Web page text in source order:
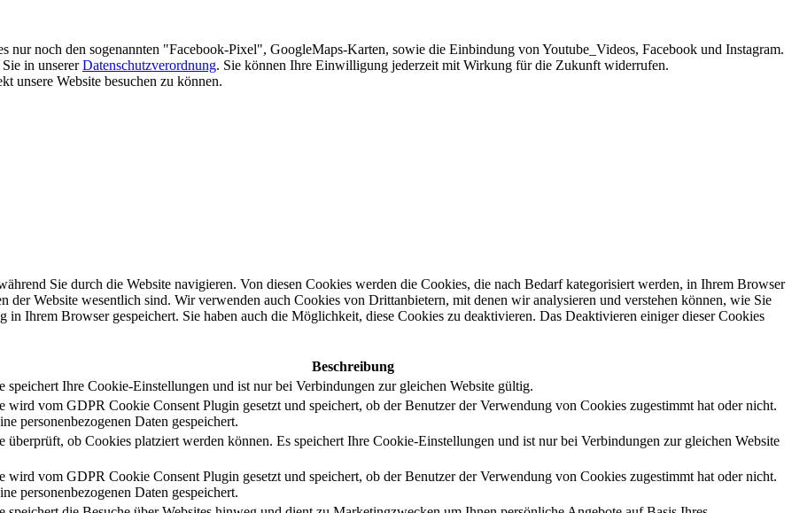
nur noch den sogenannten "Facebook-Pixel", GoogleMaps-Karten, sowie die Einbindung von Youtube_Videos, Facebook und Instagram.
in unsererDatenschutzverordnung. Sie können Ihre Einwilligung jederzeit mit Wirkung für die Zukunft widerrufen.
unsere Website besuchen zu können.
Sie durch die Website navigieren. Von diesen Cookies werden die Cookies, die nach Bedarf kategorisiert werden, in Ihrem Browser
der Website wesentlich sind. Wir verwenden auch Cookies von Drittanbietern, mit denen wir analysieren und verstehen können, wie Sie
Ihrem Browser gespeichert. Sie haben auch die Möglichkeit, diese Cookies zu deaktivieren. Das Deaktivieren einiger dieser Cookies
Beschreibung
speichert Ihre Cookie-Einstellungen und ist nur bei Verbindungen zur gleichen Website gültig.
wird vom GDPR Cookie Consent Plugin gesetzt und speichert, ob der Benutzer der Verwendung von Cookies zugestimmt hat oder nicht.
personenbezogenen Daten gespeichert.
überprüft, ob Cookies platziert werden können. Es speichert Ihre Cookie-Einstellungen und ist nur bei Verbindungen zur gleichen Website
wird vom GDPR Cookie Consent Plugin gesetzt und speichert, ob der Benutzer der Verwendung von Cookies zugestimmt hat oder nicht.
personenbezogenen Daten gespeichert.